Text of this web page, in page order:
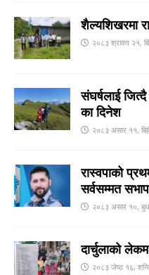
शैल्यशिखरमा
२०८३ श्रावण २१,
संघर्षलाई
का दिनेश
२०८३ असार ११,
रास्वपाको
सर्वसम्मत
२०८३ असार १०,
दार्चुलाको
२०८३ जेष्ठ १६,